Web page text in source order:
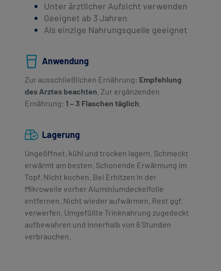
Unter ärztlicher Aufsicht verwenden
Geeignet ab 3 Jahren
Als einzige Nahrungsquelle geeignet
Anwendung
Zur ausschließlichen Ernährung: Empfehlung
des Arztes beachten . Zur ergänzenden
Ernährung: 1 – 3 Flaschen täglich
Lagerung
Ungeöffnet, kühl und trocken lagern. Schmeckt
erwärmt am besten. Schonende Erwärmung im
Topf. Nicht kochen. Bei Erhitzen in der
Mikrowelle vorher Aluminiumdeckelfolie
entfernen. Nicht wieder aufwärmen. Rest ggf.
verwerfen. Umgefüllte Trinknahrung zugedeckt
aufbewahren und innerhalb von 6 Stunden
verbrauchen.​